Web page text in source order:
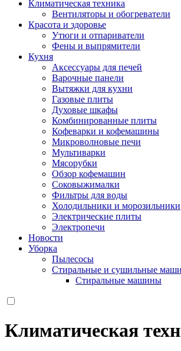
Климатическая техника
Вентиляторы и обогреватели
Красота и здоровье
Утюги и отпариватели
Фены и выпрямители
Кухня
Аксессуары для печей
Варочные панели
Вытяжки для кухни
Газовые плиты
Духовые шкафы
Комбинированные плиты
Кофеварки и кофемашины
Микроволновые печи
Мультиварки
Мясорубки
Обзор кофемашин
Соковыжималки
Фильтры для воды
Холодильники и морозильники
Электрические плиты
Электропечи
Новости
Уборка
Пылесосы
Стиральные и сушильные
Стиральные машины
Климатическая